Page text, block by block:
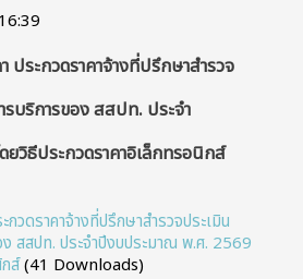
ประกวดราคาจ้างที่ปรึกษาสำรวจ
บริการของ สสปท. ประจำ
วิธีประกวดราคาอิเล็กทรอนิกส์
กวดราคาจ้างที่ปรึกษาสำรวจประเมิน
สสปท. ประจำปีงบประมาณ พ.ศ. 2569
ส์(41 Downloads)